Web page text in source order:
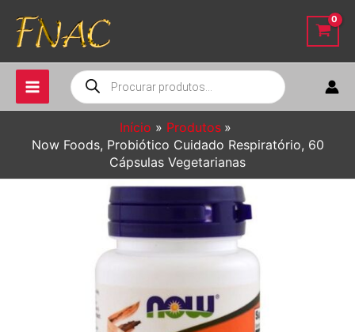
para
conteúdo
Pesquisar
produtos
Início
Produtos
Now Foods, Probiótico Cuidado Respiratório, 60
Cápsulas Vegetarianas